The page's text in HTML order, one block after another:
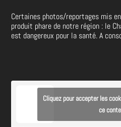
Certaines photos/reportages mis
produit phare de notre région : le
est dangereux pour la santé. A
Cliquez pour accepter les
ce